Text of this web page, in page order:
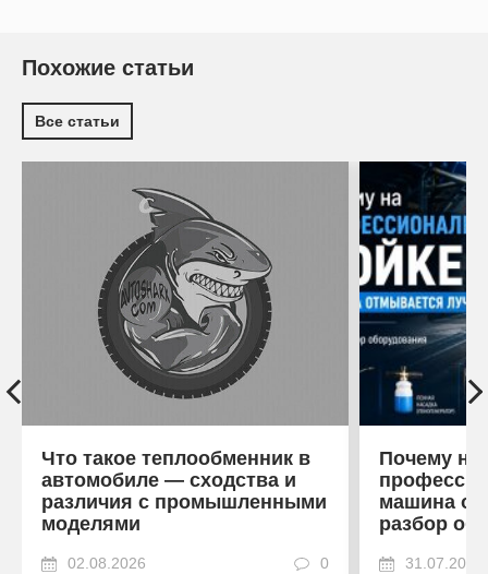
Похожие статьи
Все статьи
Что такое теплообменник в
автомобиле — сходства и
различия с промышленными
моделями
02.08.2026 0
Почему на
машина
разбор
31.07.2026